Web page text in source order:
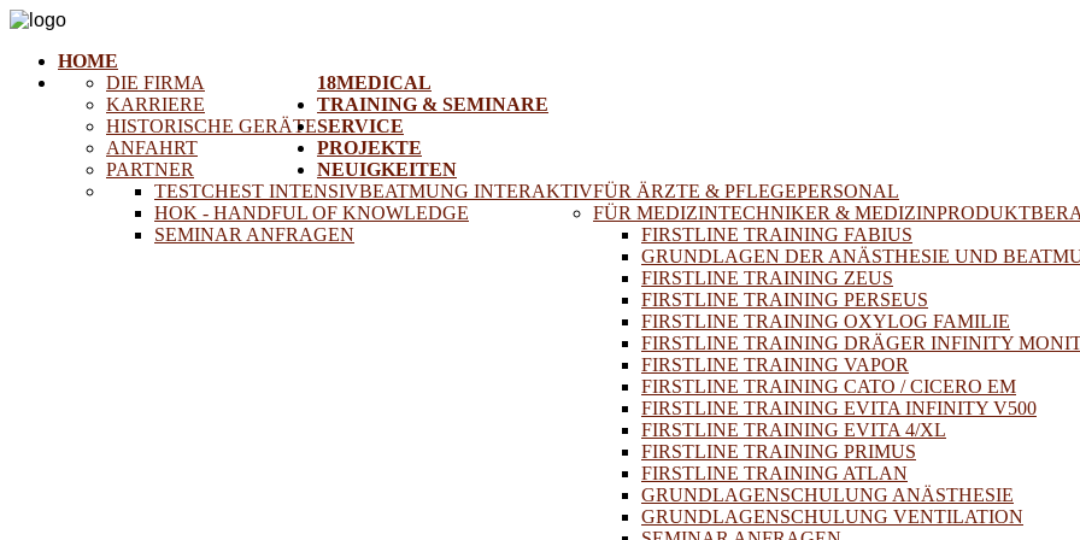
HOME
18MEDICAL
DIE FIRMA
KARRIERE
HISTORISCHE GERÄTE
ANFAHRT
PARTNER
TRAINING & SEMINARE
FÜR ÄRZTE & PFLEGEPERSONAL
TESTCHEST INTENSIVBEATMUNG INTERAKTIV
HOK - HANDFUL OF KNOWLEDGE
SEMINAR ANFRAGEN
FÜR MEDIZINTECHNIKER &
FIRSTLINE TRAINING FABIUS
GRUNDLAGEN DER ANÄSTHESIE UND
FIRSTLINE TRAINING ZEUS
FIRSTLINE TRAINING PERSEUS
FIRSTLINE TRAINING OXYLOG FAMILIE
FIRSTLINE TRAINING DRÄGER INFINITY
FIRSTLINE TRAINING VAPOR
FIRSTLINE TRAINING CATO / CICERO EM
FIRSTLINE TRAINING EVITA INFINITY V500
FIRSTLINE TRAINING EVITA 4/XL
FIRSTLINE TRAINING PRIMUS
FIRSTLINE TRAINING ATLAN
GRUNDLAGENSCHULUNG ANÄSTHESIE
GRUNDLAGENSCHULUNG VENTILATION
SERVICE
PROJEKTE
NEUIGKEITEN